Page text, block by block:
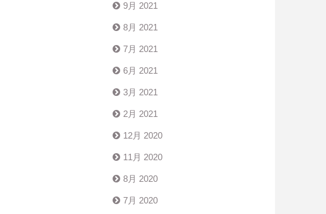
9月 2021
8月 2021
7月 2021
6月 2021
3月 2021
2月 2021
12月 2020
11月 2020
8月 2020
7月 2020